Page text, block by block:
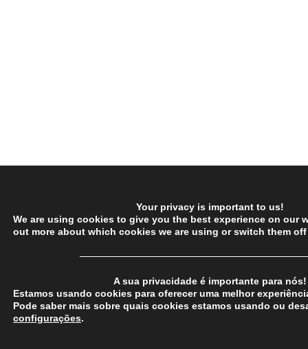
Your privacy is important to us!
We are using cookies to give you the best experience on our
out more about which cookies we are using or switch them
A sua privacidade é importante para nós!
Estamos usando cookies para oferecer uma melhor
Pode saber mais sobre quais cookies estamos usando ou
configurações.